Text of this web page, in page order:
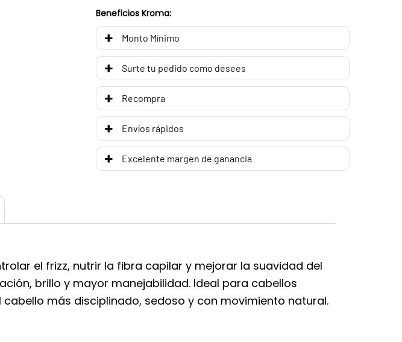
Beneficios Kroma:
Monto Mínimo
Surte tu pedido como desees
Recompra
Envíos rápidos
Excelente margen de ganancia
el frizz, nutrir la fibra capilar y mejorar la suavidad del
brillo y mayor manejabilidad. Ideal para cabellos
más disciplinado, sedoso y con movimiento natural.